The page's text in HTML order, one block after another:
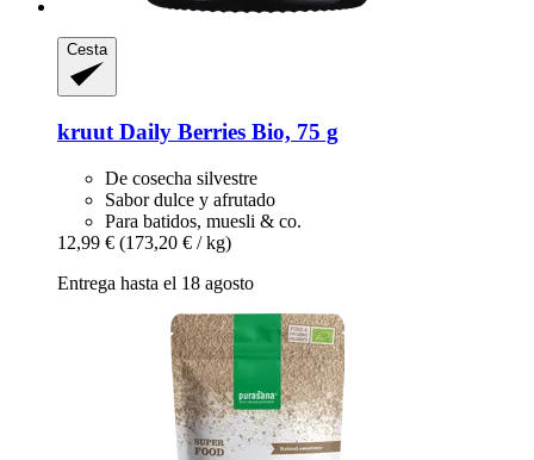
Cesta
kruut Daily Berries Bio, 75 g
De cosecha silvestre
Sabor dulce y afrutado
Para batidos, muesli & co.
12,99 € (173,20 € / kg)
Entrega hasta el 18 agosto